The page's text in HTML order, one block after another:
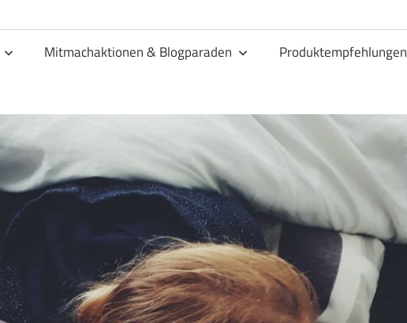
Mitmachaktionen & Blogparaden Produktempfehlungen